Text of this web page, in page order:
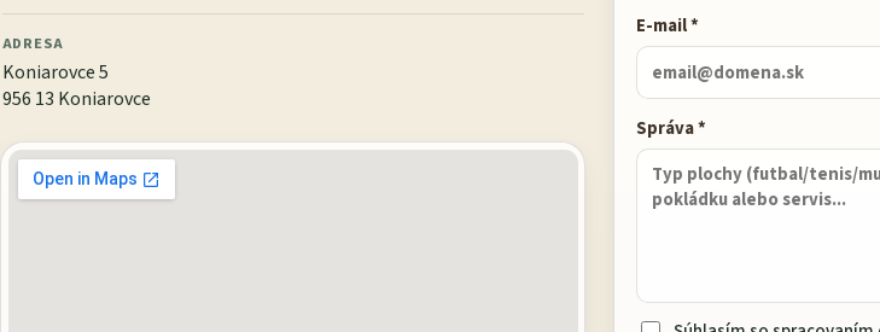
ADRESA
Koniarovce 5
956 13 Koniarovce
E-mail *
Správa *